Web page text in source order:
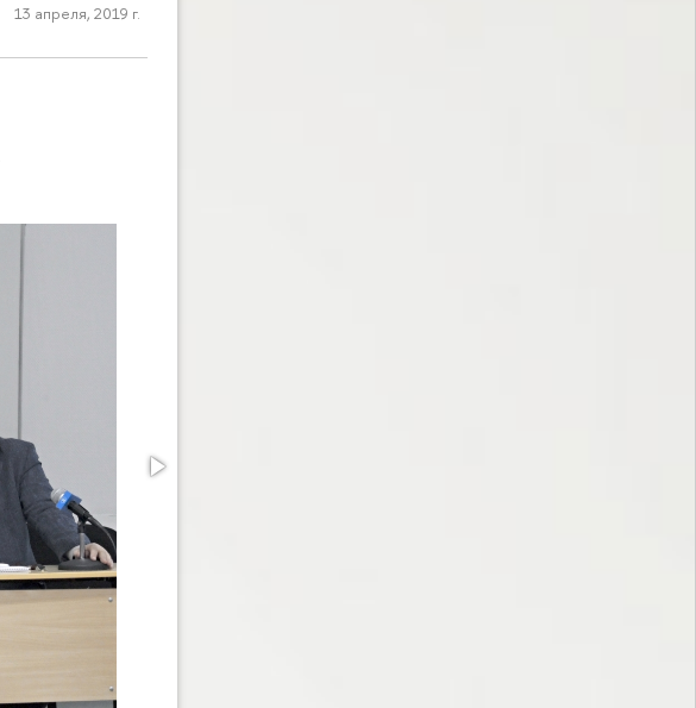
13 апреля, 2019 г.